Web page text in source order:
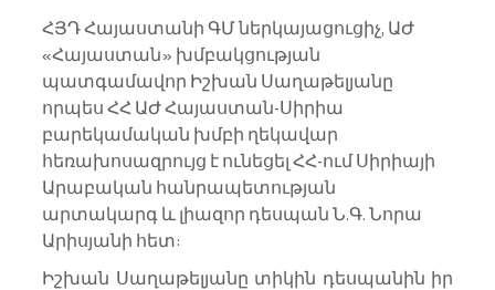
ՀՅԴ Հայաստանի ԳՄ ներկայացուցիչ, ԱԺ
«Հայաստան» խմբակցության
պատգամավոր Իշխան Սաղաթելյանը
որպես ՀՀ ԱԺ Հայաստան-Սիրիա
բարեկամական խմբի ղեկավար
հեռախոսազրույց է ունեցել ՀՀ-ում Սիրիայի
Արաբական հանրապետության
արտակարգ և լիազոր դեսպան Ն.Գ. Նորա
Արիսյանի հետ:
Իշխան Սաղաթելյանը տիկին դեսպանին իր